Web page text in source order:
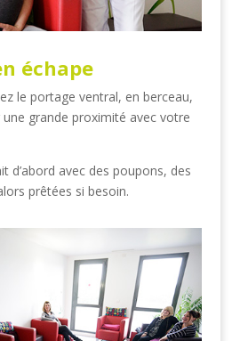
échape
le portage ventral, en berceau,
grande proximité avec votre
d’abord avec des poupons, des
prêtées si besoin.